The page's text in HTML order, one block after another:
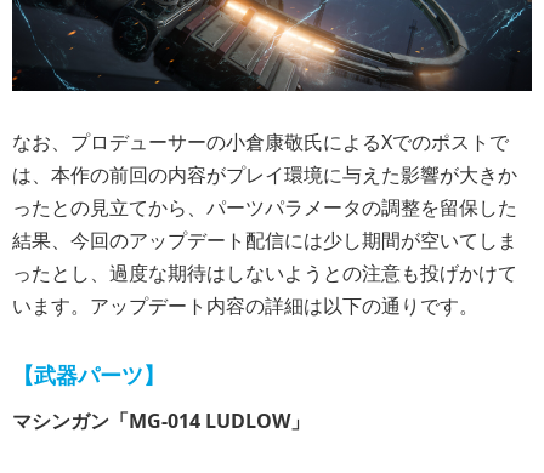
なお、プロデューサーの小倉康敬氏によるXでのポストで
は、本作の前回の内容がプレイ環境に与えた影響が大きか
ったとの見立てから、パーツパラメータの調整を留保した
結果、今回のアップデート配信には少し期間が空いてしま
ったとし、過度な期待はしないようとの注意も投げかけて
います。アップデート内容の詳細は以下の通りです。
【武器パーツ】
マシンガン「MG-014 LUDLOW」